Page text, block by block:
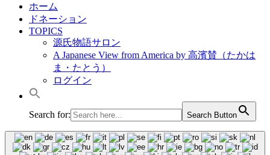
ホーム
ドネーション
TOPICS
源氏物語サロン
A Japanese View from America by 高濱賛（たかは
ま・たとう）
ログイン
Search for: Search Button